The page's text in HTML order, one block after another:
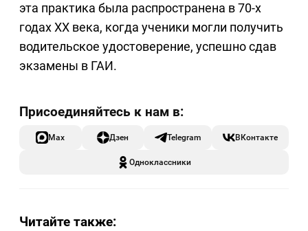
эта практика была распространена в 70-х
годах XX века, когда ученики могли получить
водительское удостоверение, успешно сдав
экзамены в ГАИ.
Max Дзен Telegram ВКонтакте
Одноклассники
Читайте также: